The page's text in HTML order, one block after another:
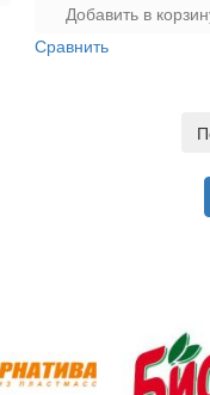
Добавить в
Сравнить